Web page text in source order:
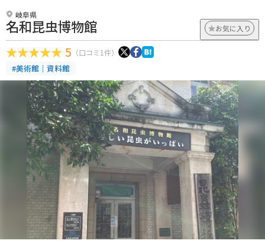
岐阜県
名和昆虫博物館 お気に入り
5 （口コミ1件）
#美術館｜資料館